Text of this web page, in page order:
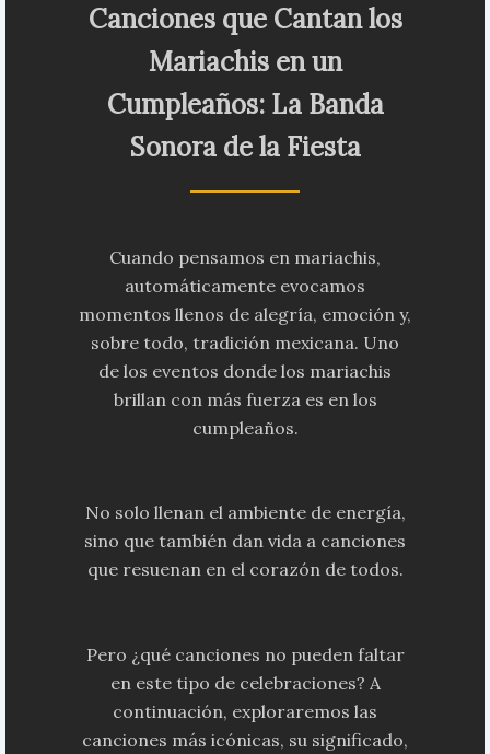
Canciones que Cantan los
Mariachis en un
Cumpleaños: La Banda
Sonora de la Fiesta
Cuando pensamos en mariachis,
automáticamente evocamos
momentos llenos de alegría, emoción y,
sobre todo, tradición mexicana. Uno
de los eventos donde los mariachis
brillan con más fuerza es en los
cumpleaños.
No solo llenan el ambiente de energía,
sino que también dan vida a canciones
que resuenan en el corazón de todos.
Pero ¿qué canciones no pueden faltar
en este tipo de celebraciones? A
continuación, exploraremos las
canciones más icónicas, su significado,